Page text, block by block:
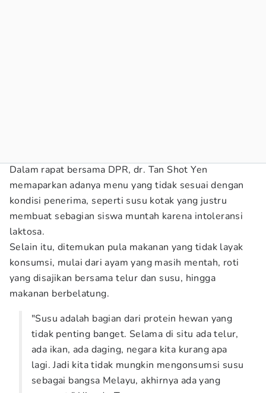
Dalam rapat bersama DPR, dr. Tan Shot Yen
memaparkan adanya menu yang tidak sesuai dengan
kondisi penerima, seperti susu kotak yang justru
membuat sebagian siswa muntah karena intoleransi
laktosa.
Selain itu, ditemukan pula makanan yang tidak layak
konsumsi, mulai dari ayam yang masih mentah, roti
yang disajikan bersama telur dan susu, hingga
makanan berbelatung.
"Susu adalah bagian dari protein hewan yang
tidak penting banget. Selama di situ ada telur,
ada ikan, ada daging, negara kita kurang apa
lagi. Jadi kita tidak mungkin mengonsumsi susu
sebagai bangsa Melayu, akhirnya ada yang